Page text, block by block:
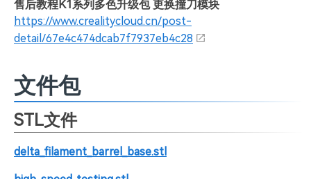
售后教程K1系列多色升级包 更换撞刀模块
https://www.crealitycloud.cn/post-
detail/67e4c474dcab7f7937eb4c28
文件包
STL文件
delta_filament_barrel_base.stl